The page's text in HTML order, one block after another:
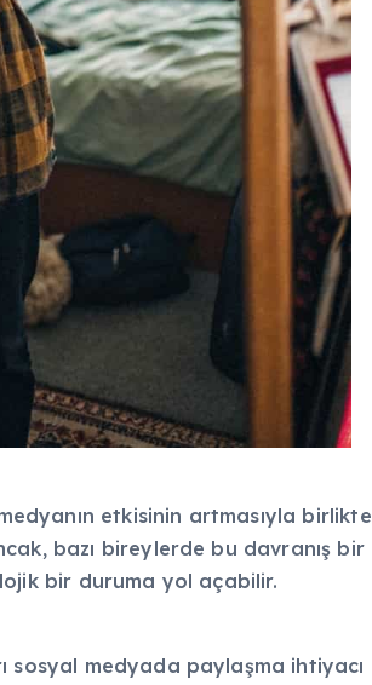
etkisinin artmasıyla birlikte
bazı bireylerde bu davranış bir
bir duruma yol açabilir.
sosyal medyada paylaşma ihtiyacı